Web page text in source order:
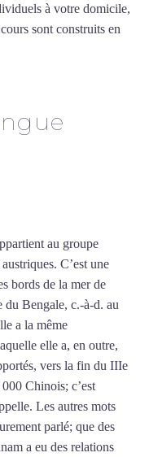
à votre domicile,
sont construits en
au groupe
C’est une
bords de la mer de
du Bengale, c.-à-d. au
a la même
elle a, en outre,
vers la fin du IIIe
Chinois; c’est
Les autres mots
parlé; que des
a eu des relations